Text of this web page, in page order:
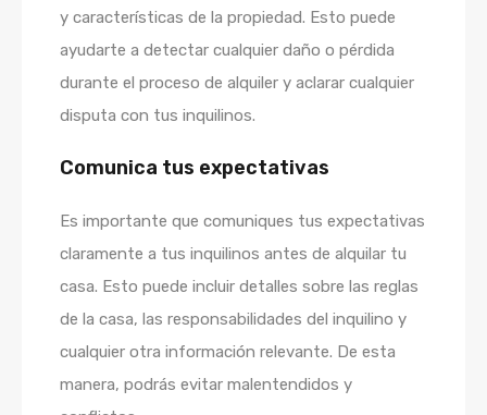
y características de la propiedad. Esto puede
ayudarte a detectar cualquier daño o pérdida
durante el proceso de alquiler y aclarar cualquier
disputa con tus inquilinos.
Comunica tus expectativas
Es importante que comuniques tus expectativas
claramente a tus inquilinos antes de alquilar tu
casa. Esto puede incluir detalles sobre las reglas
de la casa, las responsabilidades del inquilino y
cualquier otra información relevante. De esta
manera, podrás evitar malentendidos y